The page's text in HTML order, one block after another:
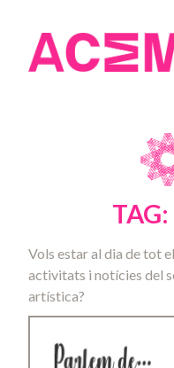
TAG:
Vols estar al dia de tot
activitats i notícies del
artística?